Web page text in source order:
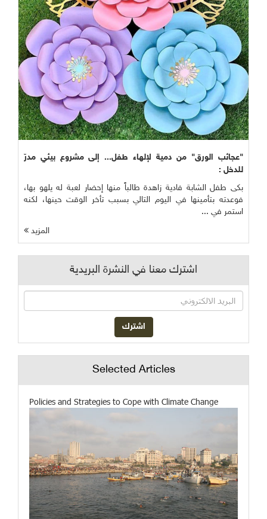
"عجائب الورق" من دمية لإلهاء طفل... إلى مشروع بيئي مدرّ
للدخل :
بكى طفل الشابة فادية زاهدة طالباً منها إحضار لعبة له يلهو بها،
فوعدته بتأمينها في اليوم التالي بسبب تأخر الوقت حينها، لكنه
استمر في ...
المزيد
اشترك معنا في النشرة البريدية
Selected Articles
Policies and Strategies to Cope with Climate Change